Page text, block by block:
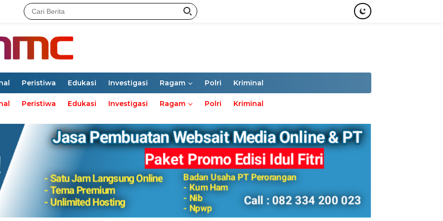
Peristiwa Edukasi Investigasi Ragam Polri Kriminal
Peristiwa Edukasi Investigasi Ragam Polri Kriminal